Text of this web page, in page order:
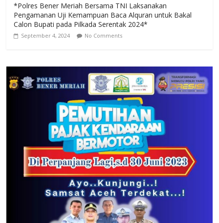
*Polres Bener Meriah Bersama TNI Laksanakan
Pengamanan Uji Kemampuan Baca Alquran untuk Bakal
Calon Bupati pada Pilkada Serentak 2024*
September 4, 2024 No Comments